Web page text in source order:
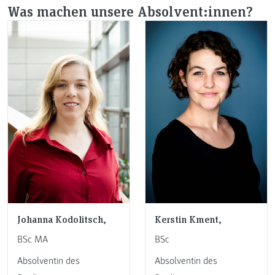
Was machen unsere Absolvent:innen?
Johanna Kodolitsch,
BSc MA
Absolventin des
Kerstin Kment,
BSc
Absolventin des